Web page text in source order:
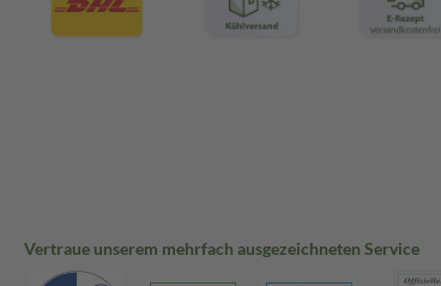
Vertraue unserem mehrfach ausgezeichneten Service